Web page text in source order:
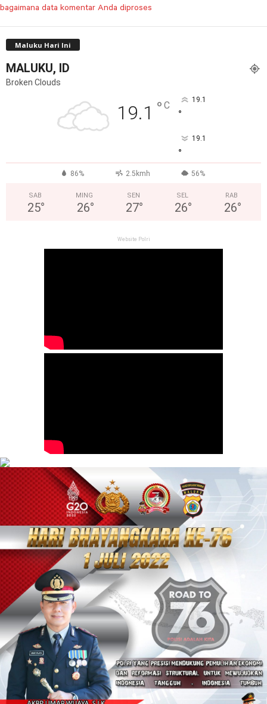
bagaimana data komentar Anda diproses
Maluku Hari Ini
MALUKU, ID
Broken Clouds
19.1 ° C 19.1
°
19.1
°
86% 2.5kmh 56%
SAB
25°
MING
26°
SEN
27°
SEL
26°
RAB
26°
Website Polri